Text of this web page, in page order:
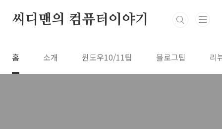
씨디맨의 컴퓨터이야기
홈 소개 윈도우10/11팁 블로그팁 리